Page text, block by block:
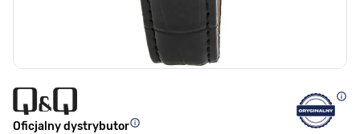
Oficjalny dystrybutor